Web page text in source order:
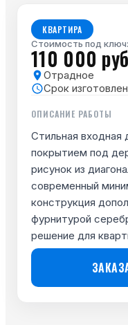
КВАРТИРА
Стоимость под ключ:
110 000
Отрадное
Срок
ОПИСАНИЕ РАБОТЫ
Стильная входная
покрытием под
рисунок из
современный
конструкция
фурнитурой
решение для